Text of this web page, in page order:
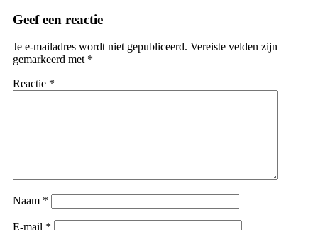
Geef een reactie
Je e-mailadres wordt niet gepubliceerd. Vereiste velden zijn
gemarkeerd met *
Reactie *
Naam *
E-mail *